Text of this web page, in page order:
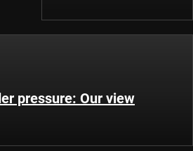
pressure: Our view